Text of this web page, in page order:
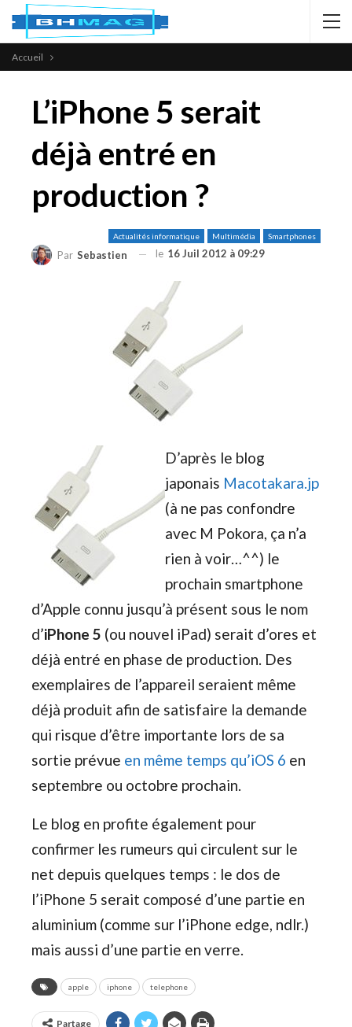
Accueil
L’iPhone 5 serait
déjà entré en
production ?
Actualités informatique Multimédia Smartphones
Par Sebastien le 16 Juil 2012 à 09:29
D’après le blog
japonais Macotakara.jp
(à ne pas confondre
avec M Pokora, ça n’a
rien à voir…^^) le
prochain smartphone
d’Apple connu jusqu’à présent sous le nom
d’iPhone 5 (ou nouvel iPad) serait d’ores et
déjà entré en phase de production. Des
exemplaires de l’appareil seraient même
déjà produit afin de satisfaire la demande
qui risque d’être importante lors de sa
sortie prévue en même temps qu’iOS 6 en
septembre ou octobre prochain.
Le blog en profite également pour
confirmer les rumeurs qui circulent sur le
net depuis quelques temps : le dos de
l’iPhone 5 serait composé d’une partie en
aluminium (comme sur l’iPhone edge, ndlr.)
mais aussi d’une partie en verre.
apple iphone telephone
Partage